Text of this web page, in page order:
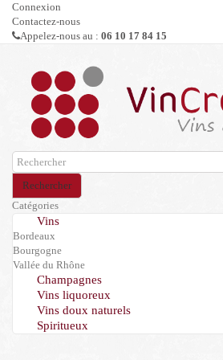
Connexion
Contactez-nous
Appelez-nous au : 06 10 17 84 15
Rechercher
Catégories
Vins
Bordeaux
Bourgogne
Vallée du Rhône
Champagnes
Vins liquoreux
Vins doux naturels
Spiritueux